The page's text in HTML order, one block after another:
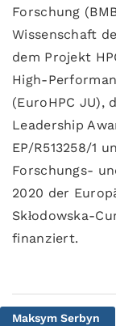
Forschung
Wissenschaft
dem Projekt
High-
(EuroHPC JU),
Leadership
EP/R513258/1
Forschungs-
2020 der
Skłodowska-
finanziert.
Maksym Serbyn